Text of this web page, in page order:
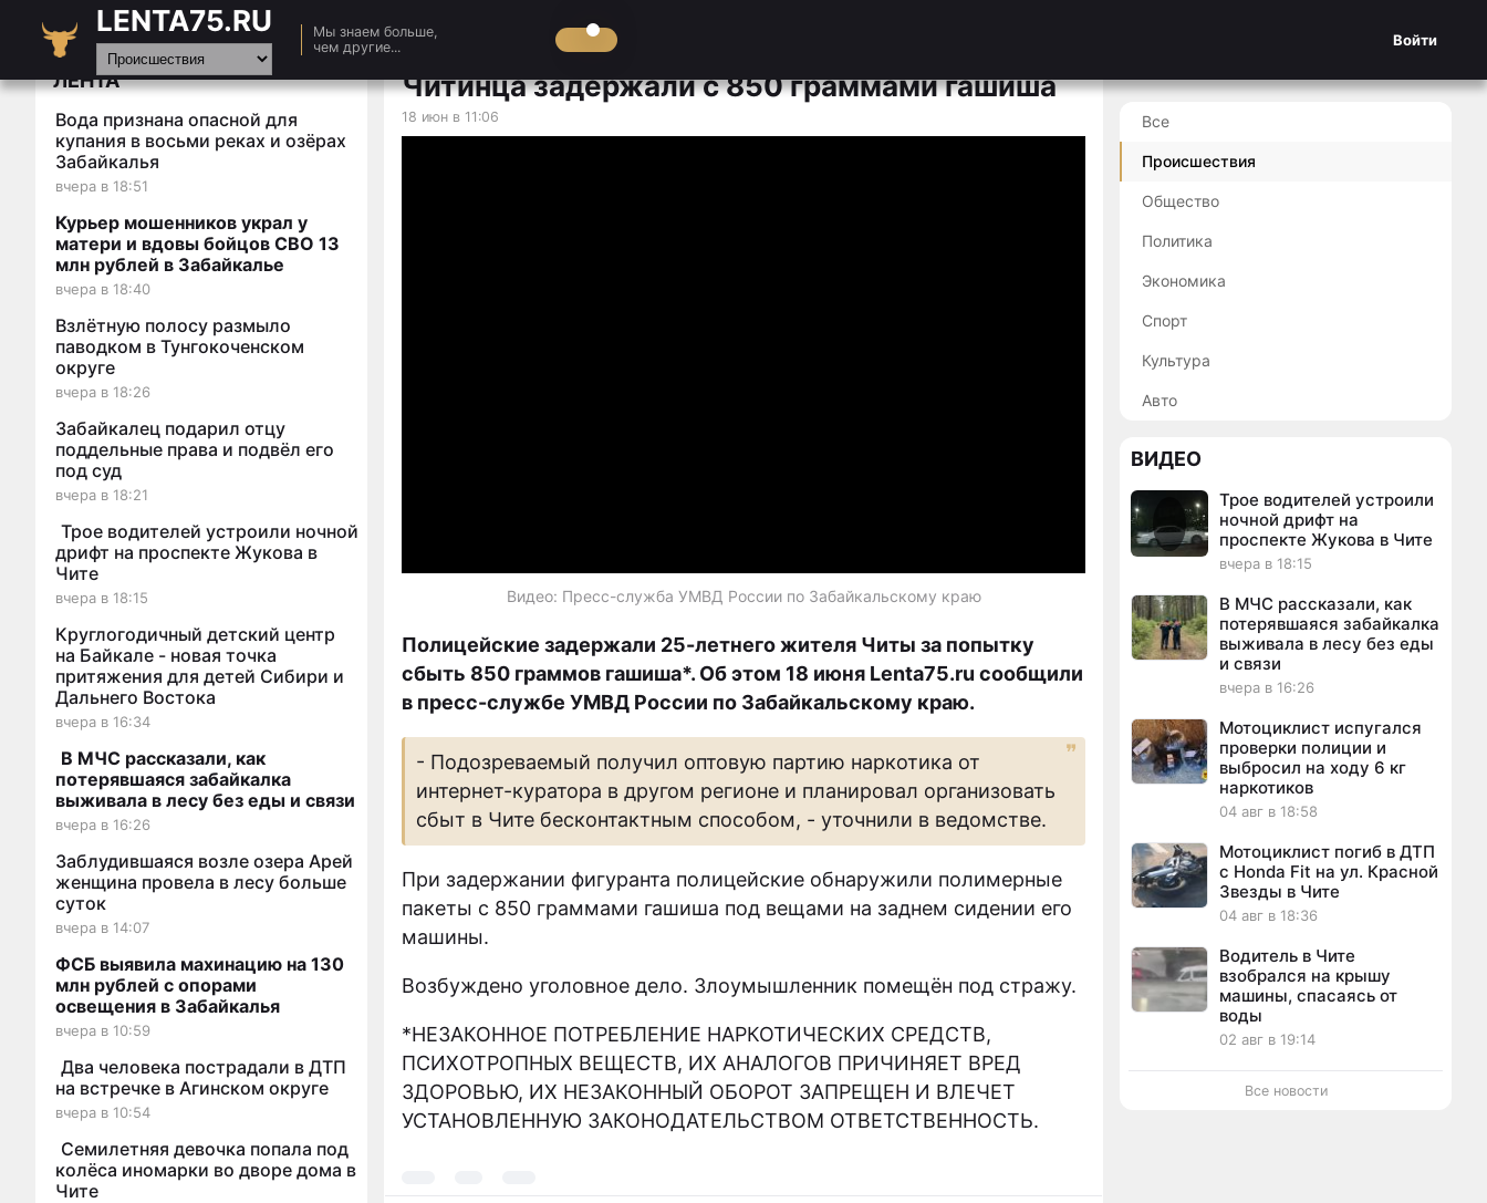
LENTA75.RU
Мы знаем больше,
чем другие...
Войти
Главная
Новости
Видео
Статьи
ЛЕНТА
Вода признана опасной для
купания в восьми реках и озёрах
Забайкалья
вчера в 18:51
Курьер мошенников украл у
матери и вдовы бойцов СВО 13
млн рублей в Забайкалье
вчера в 18:40
Взлётную полосу размыло
паводком в Тунгокоченском
округе
вчера в 18:26
Забайкалец подарил отцу
поддельные права и подвёл его
под суд
вчера в 18:21
Трое водителей устроили ночной
дрифт на проспекте Жукова в
Чите
вчера в 18:15
Круглогодичный детский центр
на Байкале - новая точка
притяжения для детей Сибири и
Дальнего Востока
вчера в 16:34
В МЧС рассказали, как
потерявшаяся забайкалка
выживала в лесу без еды и связи
вчера в 16:26
Заблудившаяся возле озера Арей
женщина провела в лесу больше
суток
вчера в 14:07
ФСБ выявила махинацию на 130
млн рублей с опорами
освещения в Забайкалья
вчера в 10:59
Два человека пострадали в ДТП
на встречке в Агинском округе
вчера в 10:54
Семилетняя девочка попала под
колёса иномарки во дворе дома в
Чите
Читинца задержали с 850 граммами гашиша
18 июн в 11:06
Видео: Пресс-служба УМВД России по Забайкальскому краю
Полицейские задержали 25-летнего жителя Читы за попытку
сбыть 850 граммов гашиша*. Об этом 18 июня Lenta75.ru сообщили
в пресс-службе УМВД России по Забайкальскому краю.
- Подозреваемый получил оптовую партию наркотика от
интернет-куратора в другом регионе и планировал организовать
сбыт в Чите бесконтактным способом, - уточнили в ведомстве.
При задержании фигуранта полицейские обнаружили полимерные
пакеты с 850 граммами гашиша под вещами на заднем сидении его
машины.
Возбуждено уголовное дело. Злоумышленник помещён под стражу.
*НЕЗАКОННОЕ ПОТРЕБЛЕНИЕ НАРКОТИЧЕСКИХ СРЕДСТВ,
ПСИХОТРОПНЫХ ВЕЩЕСТВ, ИХ АНАЛОГОВ ПРИЧИНЯЕТ ВРЕД
ЗДОРОВЬЮ, ИХ НЕЗАКОННЫЙ ОБОРОТ ЗАПРЕЩЕН И ВЛЕЧЕТ
УСТАНОВЛЕННУЮ ЗАКОНОДАТЕЛЬСТВОМ ОТВЕТСТВЕННОСТЬ.
Все
Происшествия
Общество
Политика
Экономика
Спорт
Культура
Авто
ВИДЕО
Трое водителей устроили
ночной дрифт на
проспекте Жукова в Чите
вчера в 18:15
В МЧС рассказали, как
потерявшаяся забайкалка
выживала в лесу без еды
и связи
вчера в 16:26
Мотоциклист испугался
проверки полиции и
выбросил на ходу 6 кг
наркотиков
04 авг в 18:58
Мотоциклист погиб в ДТП
с Honda Fit на ул. Красной
Звезды в Чите
04 авг в 18:36
Водитель в Чите
взобрался на крышу
машины, спасаясь от
воды
02 авг в 19:14
Все новости